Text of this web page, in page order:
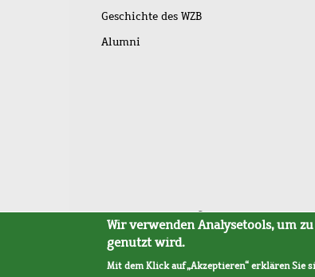
Geschichte des WZB
Alumni
Fußleistenmenü
SitemapBarrierefreiheitImpressum
Wir verwenden Analysetools, um
genutzt wird.
Mit dem Klick auf „Akzeptieren“ erklären